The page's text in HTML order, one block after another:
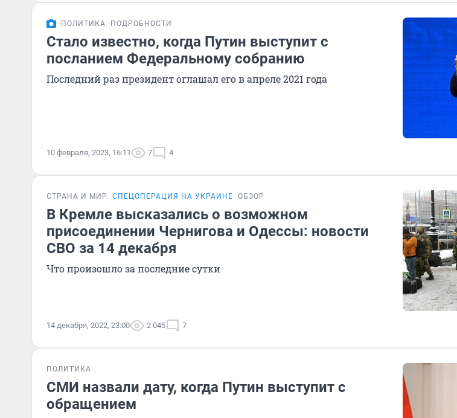
ПОЛИТИКА ПОДРОБНОСТИ
Стало известно, когда Путин выступит с
посланием Федеральному собранию
Последний раз президент оглашал его в апреле 2021 года
10 февраля, 2023, 16:11 7 4
СТРАНА И МИР СПЕЦОПЕРАЦИЯ НА УКРАИНЕ ОБЗОР
В Кремле высказались о возможном
присоединении Чернигова и Одессы: новости
СВО за 14 декабря
Что произошло за последние сутки
14 декабря, 2022, 23:00 2 045 7
ПОЛИТИКА
СМИ назвали дату, когда Путин выступит с
обращением